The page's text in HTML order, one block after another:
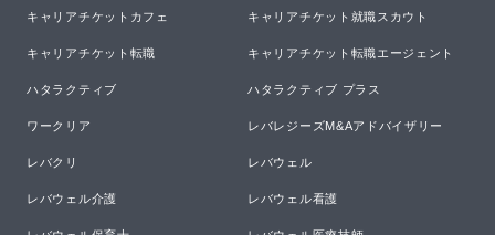
キャリアチケットカフェ キャリアチケット就職スカウト
キャリアチケット転職 キャリアチケット転職エージェント
ハタラクティブ ハタラクティブ プラス
ワークリア レバレジーズM&Aアドバイザリー
レバクリ レバウェル
レバウェル介護 レバウェル看護